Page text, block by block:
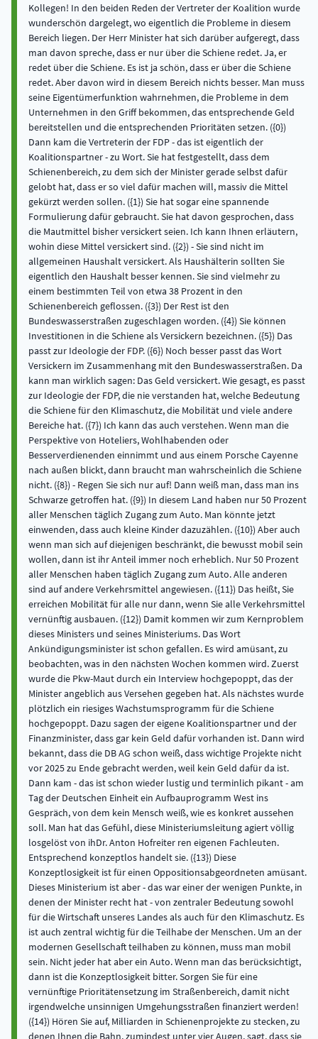
Kollegen! In den beiden Reden der Vertreter der Koalition wurde
wunderschön dargelegt, wo eigentlich die Probleme in diesem
Bereich liegen. Der Herr Minister hat sich darüber aufgeregt, dass
man davon spreche, dass er nur über die Schiene redet. Ja, er
redet über die Schiene. Es ist ja schön, dass er über die Schiene
redet. Aber davon wird in diesem Bereich nichts besser. Man muss
seine Eigentümerfunktion wahrnehmen, die Probleme in dem
Unternehmen in den Griff bekommen, das entsprechende Geld
bereitstellen und die entsprechenden Prioritäten setzen. ({0})
Dann kam die Vertreterin der FDP - das ist eigentlich der
Koalitionspartner - zu Wort. Sie hat festgestellt, dass dem
Schienenbereich, zu dem sich der Minister gerade selbst dafür
gelobt hat, dass er so viel dafür machen will, massiv die Mittel
gekürzt werden sollen. ({1}) Sie hat sogar eine spannende
Formulierung dafür gebraucht. Sie hat davon gesprochen, dass
die Mautmittel bisher versickert seien. Ich kann Ihnen erläutern,
wohin diese Mittel versickert sind. ({2}) - Sie sind nicht im
allgemeinen Haushalt versickert. Als Haushälterin sollten Sie
eigentlich den Haushalt besser kennen. Sie sind vielmehr zu
einem bestimmten Teil von etwa 38 Prozent in den
Schienenbereich geflossen. ({3}) Der Rest ist den
Bundeswasserstraßen zugeschlagen worden. ({4}) Sie können
Investitionen in die Schiene als Versickern bezeichnen. ({5}) Das
passt zur Ideologie der FDP. ({6}) Noch besser passt das Wort
Versickern im Zusammenhang mit den Bundeswasserstraßen. Da
kann man wirklich sagen: Das Geld versickert. Wie gesagt, es passt
zur Ideologie der FDP, die nie verstanden hat, welche Bedeutung
die Schiene für den Klimaschutz, die Mobilität und viele andere
Bereiche hat. ({7}) Ich kann das auch verstehen. Wenn man die
Perspektive von Hoteliers, Wohlhabenden oder
Besserverdienenden einnimmt und aus einem Porsche Cayenne
nach außen blickt, dann braucht man wahrscheinlich die Schiene
nicht. ({8}) - Regen Sie sich nur auf! Dann weiß man, dass man ins
Schwarze getroffen hat. ({9}) In diesem Land haben nur 50 Prozent
aller Menschen täglich Zugang zum Auto. Man könnte jetzt
einwenden, dass auch kleine Kinder dazuzählen. ({10}) Aber auch
wenn man sich auf diejenigen beschränkt, die bewusst mobil sein
wollen, dann ist ihr Anteil immer noch erheblich. Nur 50 Prozent
aller Menschen haben täglich Zugang zum Auto. Alle anderen
sind auf andere Verkehrsmittel angewiesen. ({11}) Das heißt, Sie
erreichen Mobilität für alle nur dann, wenn Sie alle Verkehrsmittel
vernünftig ausbauen. ({12}) Damit kommen wir zum Kernproblem
dieses Ministers und seines Ministeriums. Das Wort
Ankündigungsminister ist schon gefallen. Es wird amüsant, zu
beobachten, was in den nächsten Wochen kommen wird. Zuerst
wurde die Pkw-Maut durch ein Interview hochgepoppt, das der
Minister angeblich aus Versehen gegeben hat. Als nächstes wurde
plötzlich ein riesiges Wachstumsprogramm für die Schiene
hochgepoppt. Dazu sagen der eigene Koalitionspartner und der
Finanzminister, dass gar kein Geld dafür vorhanden ist. Dann wird
bekannt, dass die DB AG schon weiß, dass wichtige Projekte nicht
vor 2025 zu Ende gebracht werden, weil kein Geld dafür da ist.
Dann kam - das ist schon wieder lustig und terminlich pikant - am
Tag der Deutschen Einheit ein Aufbauprogramm West ins
Gespräch, von dem kein Mensch weiß, wie es konkret aussehen
soll. Man hat das Gefühl, diese Ministeriumsleitung agiert völlig
losgelöst von ihDr. Anton Hofreiter ren eigenen Fachleuten.
Entsprechend konzeptlos handelt sie. ({13}) Diese
Konzeptlosigkeit ist für einen Oppositionsabgeordneten amüsant.
Dieses Ministerium ist aber - das war einer der wenigen Punkte, in
denen der Minister recht hat - von zentraler Bedeutung sowohl
für die Wirtschaft unseres Landes als auch für den Klimaschutz. Es
ist auch zentral wichtig für die Teilhabe der Menschen. Um an der
modernen Gesellschaft teilhaben zu können, muss man mobil
sein. Nicht jeder hat aber ein Auto. Wenn man das berücksichtigt,
dann ist die Konzeptlosigkeit bitter. Sorgen Sie für eine
vernünftige Prioritätensetzung im Straßenbereich, damit nicht
irgendwelche unsinnigen Umgehungsstraßen finanziert werden!
({14}) Hören Sie auf, Milliarden in Schienenprojekte zu stecken, zu
denen Ihnen die Bahn, zumindest unter vier Augen, sagt, dass sie